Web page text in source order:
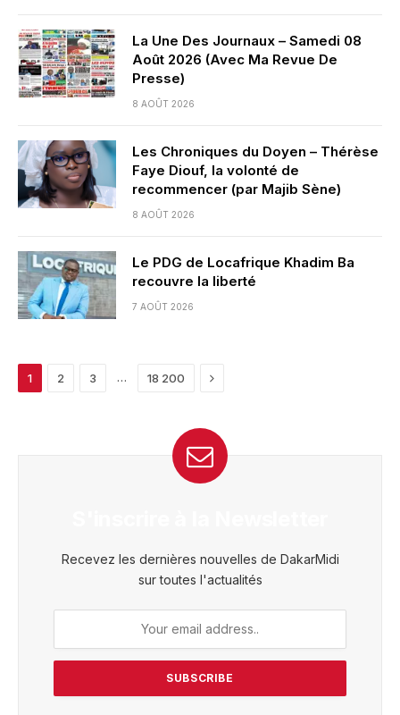
La Une Des Journaux – Samedi 08
Août 2026 (Avec Ma Revue De
Presse)
8 AOÛT 2026
Les Chroniques du Doyen – Thérèse
Faye Diouf, la volonté de
recommencer (par Majib Sène)
8 AOÛT 2026
Le PDG de Locafrique Khadim Ba
recouvre la liberté
7 AOÛT 2026
1 2 3 … 18 200 Next
Recevez les dernières nouvelles de DakarMidi
sur toutes l'actualités